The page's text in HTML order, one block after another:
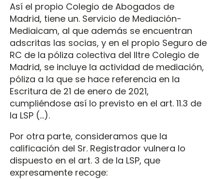
Así el propio Colegio de Abogados de
Madrid, tiene un. Servicio de Mediación-
Mediaicam, al que además se encuentran
adscritas las socias, y en el propio Seguro de
RC de la póliza colectiva del Iltre Colegio de
Madrid, se incluye la actividad de mediación,
póliza a la que se hace referencia en la
Escritura de 21 de enero de 2021,
cumpliéndose así lo previsto en el art. 11.3 de
la LSP (…).
Por otra parte, consideramos que la
calificación del Sr. Registrador vulnera lo
dispuesto en el art. 3 de la LSP, que
expresamente recoge: